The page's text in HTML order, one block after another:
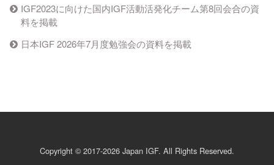
IGF2023に向けた国内IGF活動活発化チーム第8回会合の資
料を掲載
日本IGF 2026年7月度勉強会の資料を掲載
Copyright © 2017-2026 Japan IGF. All Rights Reserved.